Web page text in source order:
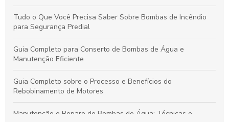
Tudo o Que Você Precisa Saber Sobre Bombas de Incêndio
para Segurança Predial
Guia Completo para Conserto de Bombas de Água e
Manutenção Eficiente
Guia Completo sobre o Processo e Benefícios do
Rebobinamento de Motores
Manutenção e Reparo de Bombas de Água: Técnicas e